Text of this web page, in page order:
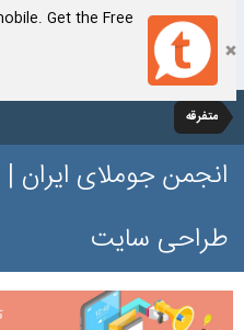
Get the Free
متفرقه
انجمن جوملای ایران
طراحی سایت